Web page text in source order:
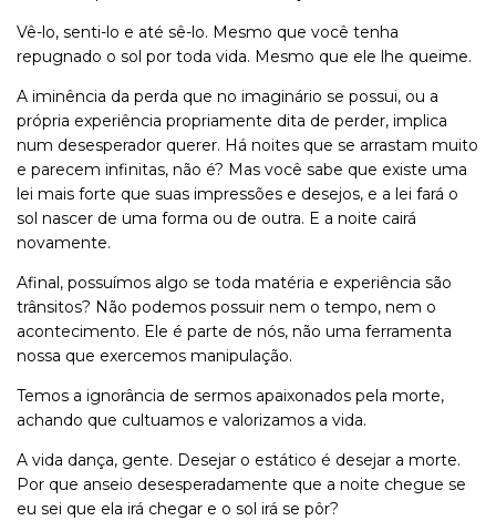
Vê-lo, senti-lo e até sê-lo. Mesmo que você tenha
repugnado o sol por toda vida. Mesmo que ele lhe queime.
A iminência da perda que no imaginário se possui, ou a
própria experiência propriamente dita de perder, implica
num desesperador querer. Há noites que se arrastam muito
e parecem infinitas, não é? Mas você sabe que existe uma
lei mais forte que suas impressões e desejos, e a lei fará o
sol nascer de uma forma ou de outra. E a noite cairá
novamente.
Afinal, possuímos algo se toda matéria e experiência são
trânsitos? Não podemos possuir nem o tempo, nem o
acontecimento. Ele é parte de nós, não uma ferramenta
nossa que exercemos manipulação.
Temos a ignorância de sermos apaixonados pela morte,
achando que cultuamos e valorizamos a vida.
A vida dança, gente. Desejar o estático é desejar a morte.
Por que anseio desesperadamente que a noite chegue se
eu sei que ela irá chegar e o sol irá se pôr?